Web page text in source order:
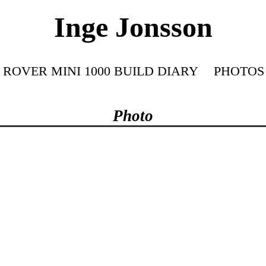
Inge Jonsson
ROVER MINI 1000 BUILD DIARY PHOTOS
Photo